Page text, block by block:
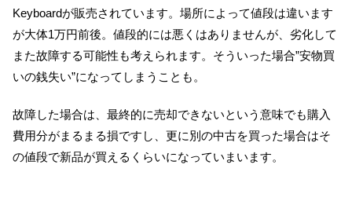
Keyboardが販売されています。場所によって値段は違います
が大体1万円前後。値段的には悪くはありませんが、劣化して
また故障する可能性も考えられます。そういった場合”安物買
いの銭失い”になってしまうことも。
故障した場合は、最終的に売却できないという意味でも購入
費用分がまるまる損ですし、更に別の中古を買った場合はそ
の値段で新品が買えるくらいになっていまいます。